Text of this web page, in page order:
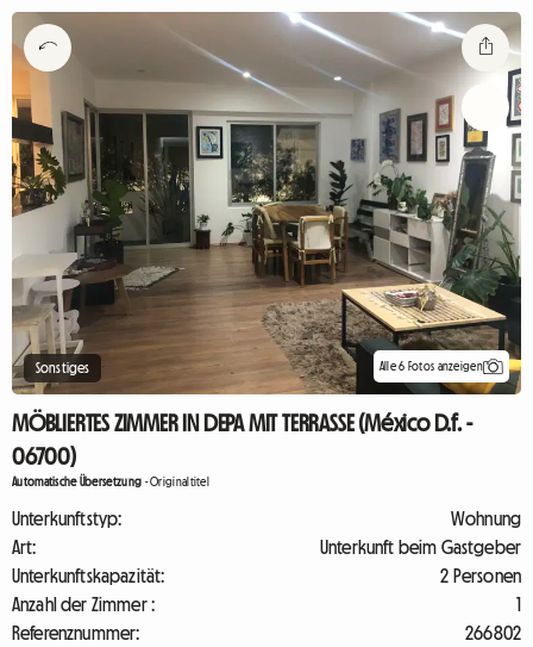
Sonstiges Alle 6 Fotos anzeigen
MÖBLIERTES ZIMMER IN DEPA MIT TERRASSE (México D.f. -
06700)
Automatische Übersetzung -Originaltitel
Unterkunftstyp:
Wohnung
Art:
Unterkunft beim Gastgeber
Unterkunftskapazität:
2 Personen
Anzahl der Zimmer :
1
Referenznummer:
266802